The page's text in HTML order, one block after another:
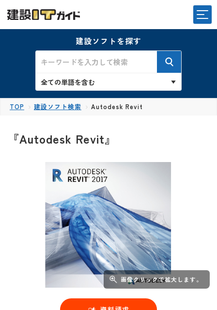
建設ソフトを探す
TOP 建設ソフト検索 Autodesk Revit
『Autodesk Revit』
画像クリックで拡大します。